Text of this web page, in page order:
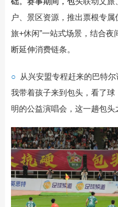
户、景区资源，推出票根专属
旅+休闲”一站式场景，结合
断延伸消费链条。
○
从兴安盟专程赶来的巴特尔
我带着孩子来到包头，看了
明的公益演唱会，这一趟包头